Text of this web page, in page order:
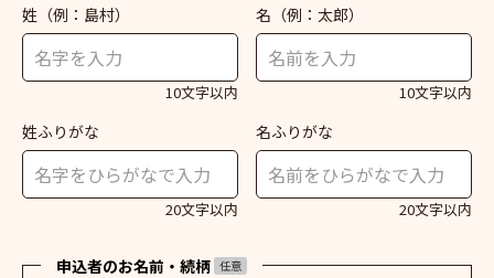
姓 （例：島村）
10文字以内
名 （例：太郎）
10文字以内
姓ふりがな
20文字以内
名ふりがな
20文字以内
申込者のお名前・続柄 任意